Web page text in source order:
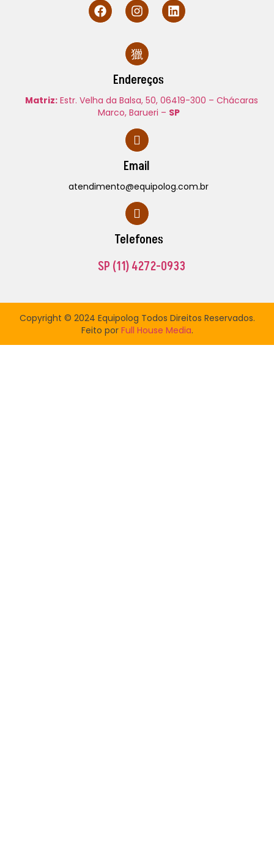
Endereços
Matriz:Estr. Velha da Balsa, 50,06419-300 – Chácaras
Marco, Barueri – SP
Email
atendimento@equipolog.com.br
Telefones
SP (11) 4272-0933
Copyright © 2024 Equipolog Todos Direitos Reservados.
Feito por Full House Media.